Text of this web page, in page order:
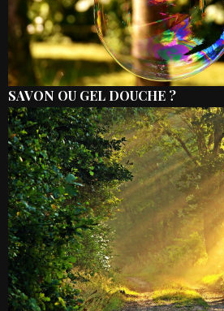
SAVON OU GEL DOUCHE ?